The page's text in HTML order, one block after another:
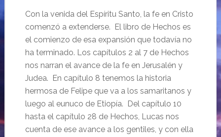
Con la venida del Espíritu Santo, la fe en Cristo
comenzó a extenderse. El libro de Hechos es
el comienzo de esa expansión que todavía no
ha terminado. Los capítulos 2 al 7 de Hechos
nos narran el avance de la fe en Jerusalén y
Judea. En capítulo 8 tenemos la historia
hermosa de Felipe que va a los samaritanos y
luego al eunuco de Etiopía. Del capítulo 10
hasta el capítulo 28 de Hechos, Lucas nos
cuenta de ese avance a los gentiles, y con ella